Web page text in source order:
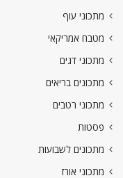
מתכוני עוף
מטבח אמריקאי
מתכוני דגים
מתכונים בריאים
מתכוני רטבים
פסטות
מתכונים לשבועות
מתכוני אורז